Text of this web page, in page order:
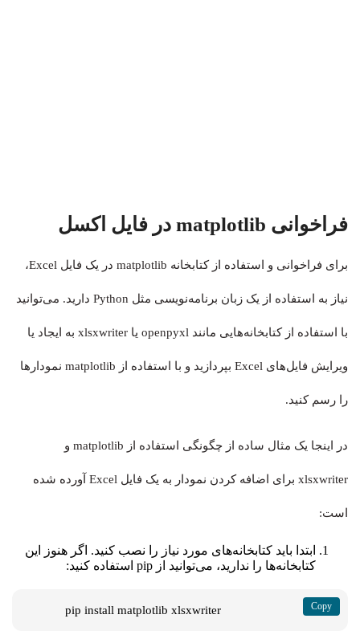
فراخوانی matplotlib در فایل اکسل
برای فراخوانی و استفاده از کتابخانه matplotlib در یک فایل Excel،
نیاز به استفاده از یک زبان برنامه‌نویسی مثل Python دارید. می‌توانید
با استفاده از کتابخانه‌هایی مانند openpyxl یا xlsxwriter به ایجاد یا
ویرایش فایل‌های Excel بپردازید و با استفاده از matplotlib نمودارها
را رسم کنید.
در اینجا یک مثال ساده از چگونگی استفاده از matplotlib و
xlsxwriter برای اضافه کردن نمودار به یک فایل Excel آورده شده
است:
ابتدا باید کتابخانه‌های مورد نیاز را نصب کنید. اگر هنوز این
کتابخانه‌ها را ندارید، می‌توانید از pip استفاده کنید:
   pip install matplotlib xlsxwriter